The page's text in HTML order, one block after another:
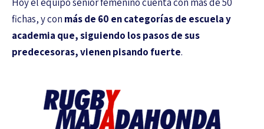
fichas, y con más de 60 en categorías de escuela y
academia que, siguiendo los pasos de sus
predecesoras, vienen pisando fuerte.